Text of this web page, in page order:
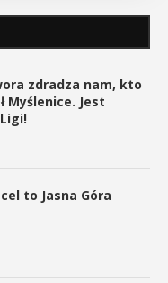
zdradza nam, kto
Myślenice. Jest
to Jasna Góra